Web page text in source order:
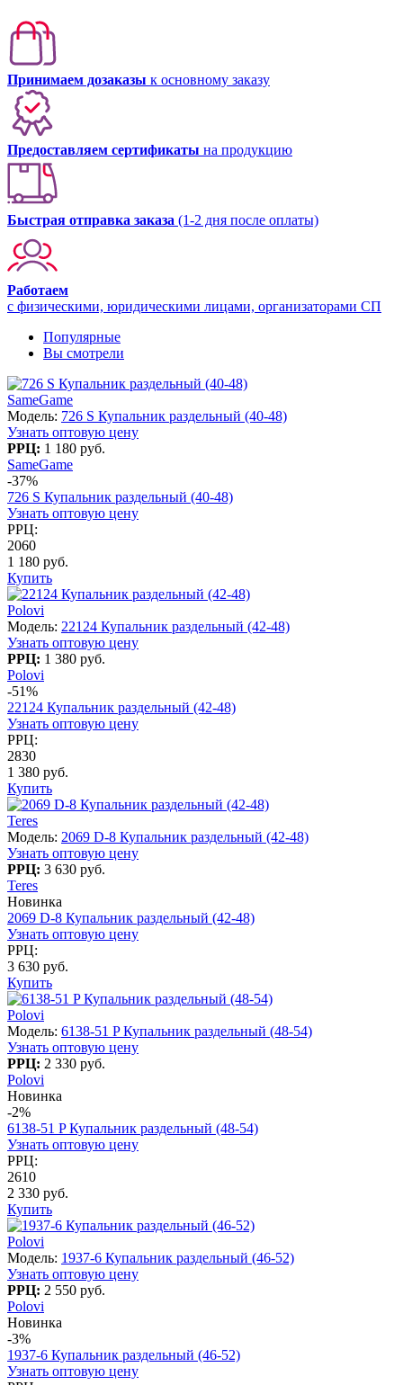
Принимаем дозаказы к основному заказу
Предоставляем сертификаты на продукцию
Быстрая отправка заказа (1-2 дня после оплаты)
Работаем
с физическими, юридическими лицами, организаторами СП
Популярные
Вы смотрели
SameGame
Модель: 726 S Купальник раздельный (40-48)
Узнать оптовую цену
РРЦ: 1 180 руб.
SameGame
-37%
726 S Купальник раздельный (40-48)
Узнать оптовую цену
РРЦ:
2060
1 180 руб.
Купить
Polovi
Модель: 22124 Купальник раздельный (42-48)
Узнать оптовую цену
РРЦ: 1 380 руб.
Polovi
-51%
22124 Купальник раздельный (42-48)
Узнать оптовую цену
РРЦ:
2830
1 380 руб.
Купить
Teres
Модель: 2069 D-8 Купальник раздельный (42-48)
Узнать оптовую цену
РРЦ: 3 630 руб.
Teres
Новинка
2069 D-8 Купальник раздельный (42-48)
Узнать оптовую цену
РРЦ:
3 630 руб.
Купить
Polovi
Модель: 6138-51 P Купальник раздельный (48-54)
Узнать оптовую цену
РРЦ: 2 330 руб.
Polovi
Новинка
-2%
6138-51 P Купальник раздельный (48-54)
Узнать оптовую цену
РРЦ:
2610
2 330 руб.
Купить
Polovi
Модель: 1937-6 Купальник раздельный (46-52)
Узнать оптовую цену
РРЦ: 2 550 руб.
Polovi
Новинка
-3%
1937-6 Купальник раздельный (46-52)
Узнать оптовую цену